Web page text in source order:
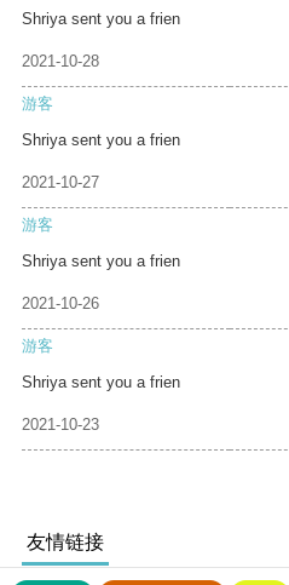
Shriya sent you a frien
2021-10-28
游客
Shriya sent you a frien
2021-10-27
游客
Shriya sent you a frien
2021-10-26
游客
Shriya sent you a frien
2021-10-23
友情链接